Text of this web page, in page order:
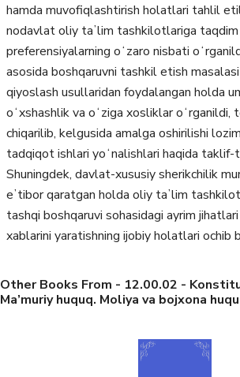
hamda muvofiqlashtirish holatlari tahlil
nodavlat oliy taʼlim tashkilotlariga
preferensiyalarning oʻzaro nisbati
asosida boshqaruvni tashkil etish
qiyoslash usullaridan foydalangan holda
oʻxshashlik va oʻziga xosliklar oʻrganildi,
chiqarilib, kelgusida amalga oshirilishi
tadqiqot ishlari yoʻnalishlari haqida taklif-
Shuningdek, davlat-xususiy sherikchilik
eʼtibor qaratgan holda oliy taʼlim
tashqi boshqaruvi sohasidagi ayrim
xablarini yaratishning ijobiy holatlari ochib
Other Books From - 12.00.02 -
Ma’muriy huquq. Moliya va bojxona